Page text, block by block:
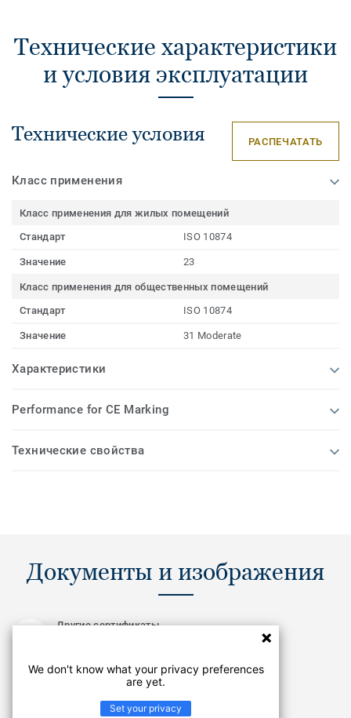
Технические характеристики
и условия эксплуатации
Технические условия РАСПЕЧАТАТЬ
Класс применения
Класс применения для жилых помещений
Стандарт
ISO 10874
Значение 23
Класс применения для общественных помещений
Стандарт
ISO 10874
Значение 31 Moderate
Характеристики
Performance for CE Marking
Технические свойства
Документы и изображения
Другие сертификаты
Инструкция по подготовке основания
We don't know what your privacy preferences
are yet.
Set your privacy